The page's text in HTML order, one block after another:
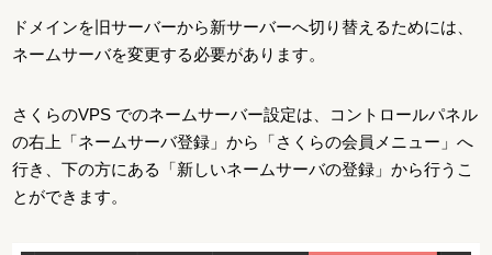
ドメインを旧サーバーから新サーバーへ切り替えるためには、
ネームサーバを変更する必要があります。
さくらのVPS でのネームサーバー設定は、コントロールパネル
の右上「ネームサーバ登録」から「さくらの会員メニュー」へ
行き、下の方にある「新しいネームサーバの登録」から行うこ
とができます。